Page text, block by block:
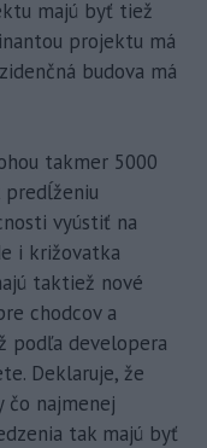
majú byť tiež
projektu má
budova má
takmer 5000
vyústiť na
i križovatka
taktiež nové
chodcov a
podľa developera
Deklaruje, že
čo najmenej
tak majú byť